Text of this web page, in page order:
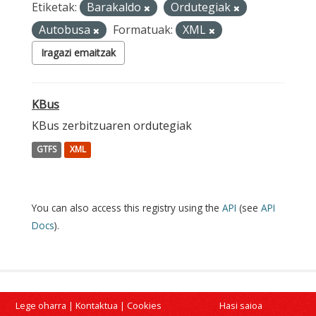
Etiketak: Barakaldo
Ordutegiak
Autobusa
Formatuak: XML
Iragazi emaitzak
KBus
KBus zerbitzuaren ordutegiak
GTFS XML
You can also access this registry using the API (see API
Docs).
Lege oharra | Kontaktua | Cookies Hasi saioa